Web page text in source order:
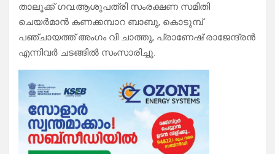
താലൂക്ക് ഗവ.ആശുപത്രി സംരക്ഷണ സമിതി
ചെയർമാൻ കണക്കമ്പാറ ബാബു, കൊടുമ്പ്
പഞ്ചായത്ത് അംഗം വി ചാത്തു, പ്രാണേഷ് രാജേന്ദ്രൻ
എന്നിവർ ചടങ്ങിൽ സംസാരിച്ചു.